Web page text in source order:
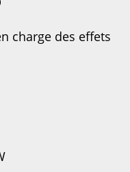
charge des effets